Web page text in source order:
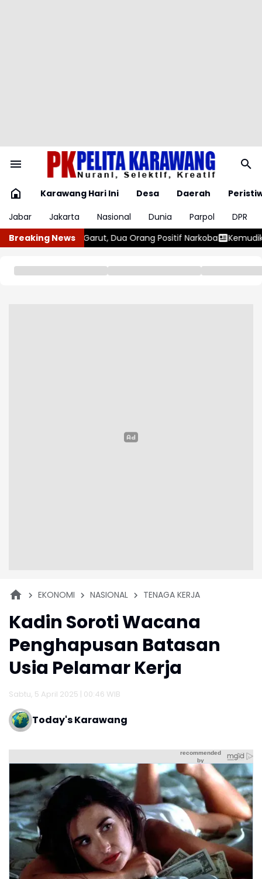
Karawang Hari Ini Desa Daerah
Jabar
Jakarta Nasional Dunia Parpol
DPR
Breaking News
Orang Positif Narkoba Kemudikan Kendaraannya dalam
EKONOMI NASIONAL TENAGA KERJA
Kadin Soroti Wacana
Penghapusan Batasan
Usia Pelamar Kerja
Sabtu, 5 April 2025 | 00:46 WIB
Today's Karawang